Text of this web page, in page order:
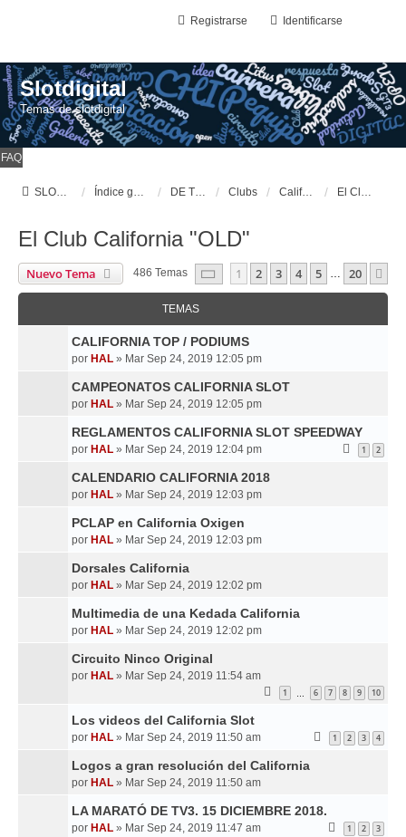
Identificarse
Registrarse
Slotdigital
Temas de slotdigital
FAQ
SLOTDIGITAL Índice general DE TODO UN POCO Clubs California Slot Speedway El Club California "OLD"
El Club California "OLD"
Nuevo Tema 486 Temas Página1 De 20
1 2 3 4 5 … 20
TEMAS
CALIFORNIA TOP / PODIUMS
por HAL » Mar Sep 24, 2019 12:05 pm
CAMPEONATOS CALIFORNIA SLOT
por HAL » Mar Sep 24, 2019 12:05 pm
REGLAMENTOS CALIFORNIA SLOT SPEEDWAY
por HAL » Mar Sep 24, 2019 12:04 pm 1 2
CALENDARIO CALIFORNIA 2018
por HAL » Mar Sep 24, 2019 12:03 pm
PCLAP en California Oxigen
por HAL » Mar Sep 24, 2019 12:03 pm
Dorsales California
por HAL » Mar Sep 24, 2019 12:02 pm
Multimedia de una Kedada California
por HAL » Mar Sep 24, 2019 12:02 pm
Circuito Ninco Original
por HAL » Mar Sep 24, 2019 11:54 am
1 … 6 7 8 9 10
Los videos del California Slot
por HAL » Mar Sep 24, 2019 11:50 am 1 2 3 4
Logos a gran resolución del California
por HAL » Mar Sep 24, 2019 11:50 am
LA MARATÓ DE TV3. 15 DICIEMBRE 2018.
por HAL » Mar Sep 24, 2019 11:47 am 1 2 3